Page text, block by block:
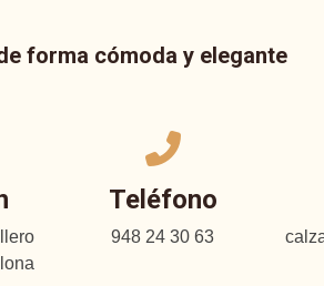
forma cómoda y elegante
Teléfono
948 24 30 63